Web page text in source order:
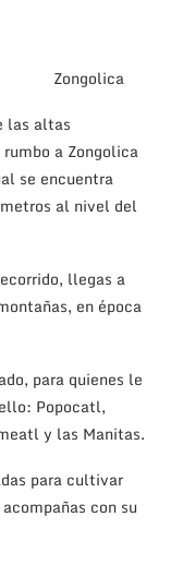
Zongolica
las altas
a Zongolica
se encuentra
al nivel del
llegas a
en época
para quienes le
Popocatl,
y las Manitas.
para cultivar
con su